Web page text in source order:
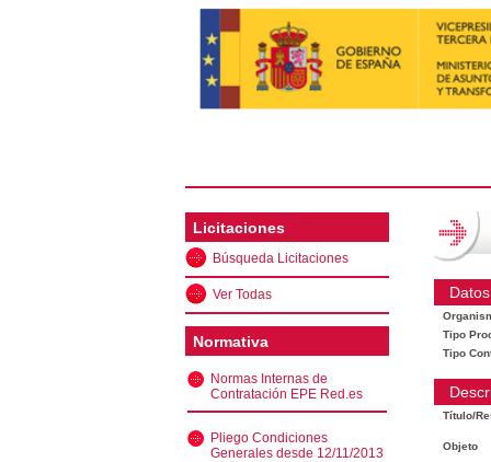
Licitaciones
Búsqueda Licitaciones
Ver Todas
Normativa
Normas Internas de
Contratación EPE Red.es
Pliego Condiciones
Generales desde 12/11/2013
Tipo
Tipo
Título/
Objeto